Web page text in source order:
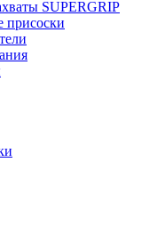
SUPERGRIP
присоски